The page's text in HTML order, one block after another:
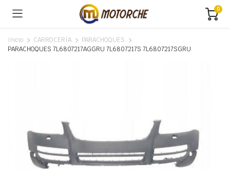
0
Inicio CARROCERÍA
PARACHOQUES
PARACHOQUES 7L6807217AGGRU 7L6807217S 7L6807217SGRU